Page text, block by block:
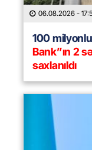
06.08.2026 -
100
Bank”ın 2
saxlanıldı